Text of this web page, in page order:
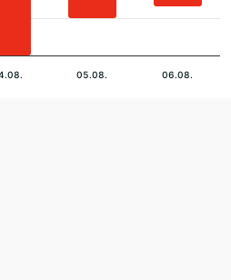
05.08. 06.08.